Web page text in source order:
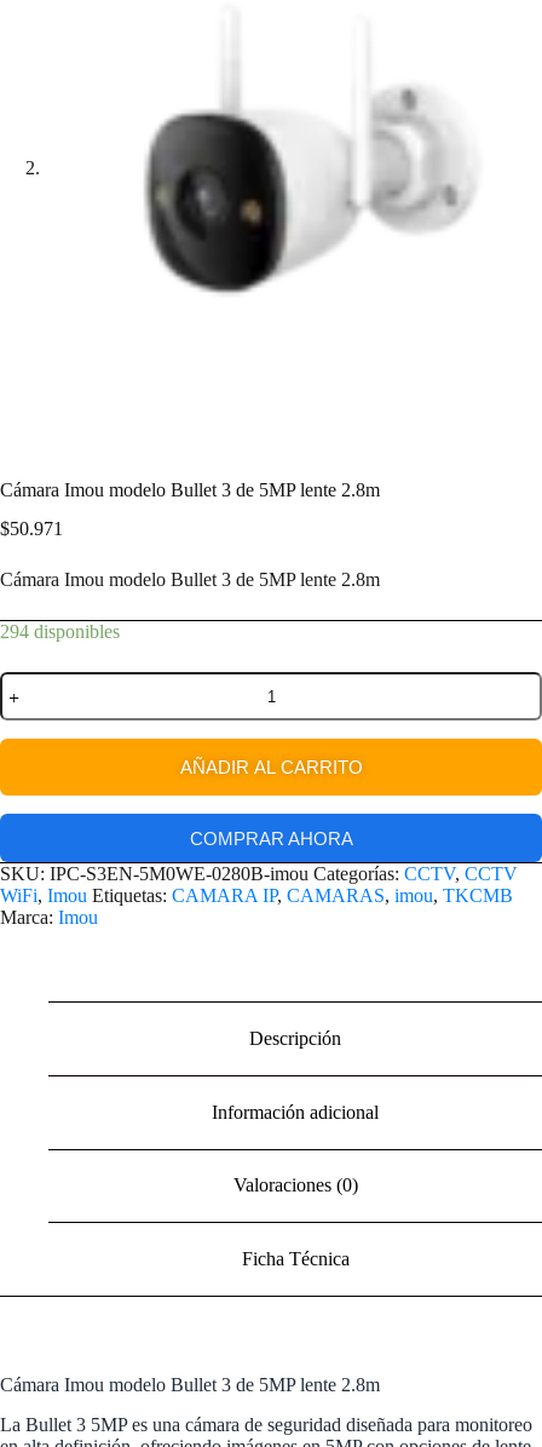
Cámara Imou modelo Bullet 3 de 5MP lente 2.8m
$50.971
Cámara Imou modelo Bullet 3 de 5MP lente 2.8m
294 disponibles
AÑADIR AL CARRITO
COMPRAR AHORA
SKU: IPC-S3EN-5M0WE-0280B-imou Categorías: CCTV, CCTV
WiFi, Imou Etiquetas: CAMARA IP, CAMARAS, imou, TKCMB
Marca: Imou
Descripción
Información adicional
Valoraciones (0)
Ficha Técnica
Cámara Imou modelo Bullet 3 de 5MP lente 2.8m
La Bullet 3 5MP es una cámara de seguridad diseñada para monitoreo